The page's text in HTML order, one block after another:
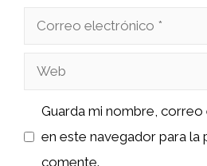
Correo
Web
Guarda mi nombre,
en este navegador para la
comente.